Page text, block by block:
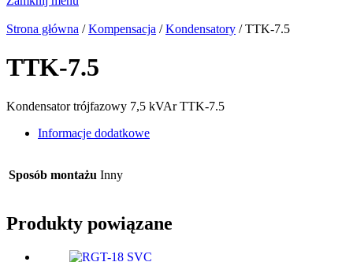
Strona główna /Kompensacja /Kondensatory / TTK-7.5
TTK-7.5
Kondensator trójfazowy 7,5 kVAr TTK-7.5
Informacje dodatkowe
Sposób montażu Inny
Produkty powiązane